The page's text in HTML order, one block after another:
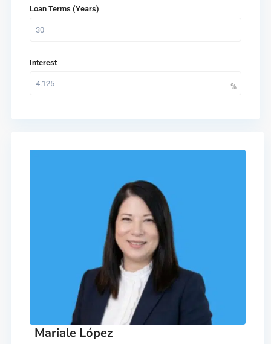
Loan Terms (Years)
Interest
Mariale López